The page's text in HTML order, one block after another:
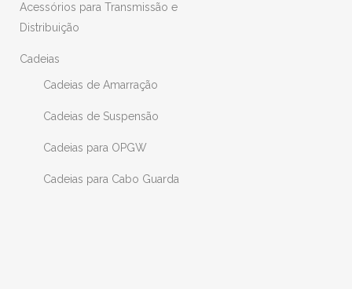
Acessórios para Transmissão e
Distribuição
Cadeias
Cadeias de Amarração
Cadeias de Suspensão
Cadeias para OPGW
Cadeias para Cabo Guarda